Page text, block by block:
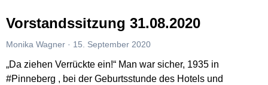
Vorstandssitzung 31.08.2020
Monika Wagner 15. September 2020
„Da ziehen Verrückte ein!“ Man war sicher, 1935 in
#Pinneberg , bei der Geburtsstunde des Hotels und